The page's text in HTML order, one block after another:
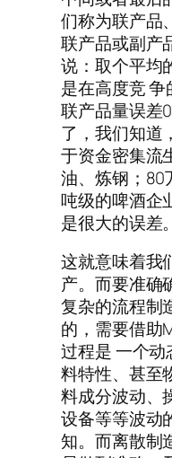
们称为联产品
联产品或副产
说：取个平均
是在高度竞
联产品量误差
了，我们知道
于资金密集流
油、炼钢；80
吨级的啤酒企
是很大的误差。
这就意味着我
产。而要准确
复杂的流程制
的，需要借助
过程是 一个
料特性、甚至
料成分波动、
设备等等波动
知。而离散制